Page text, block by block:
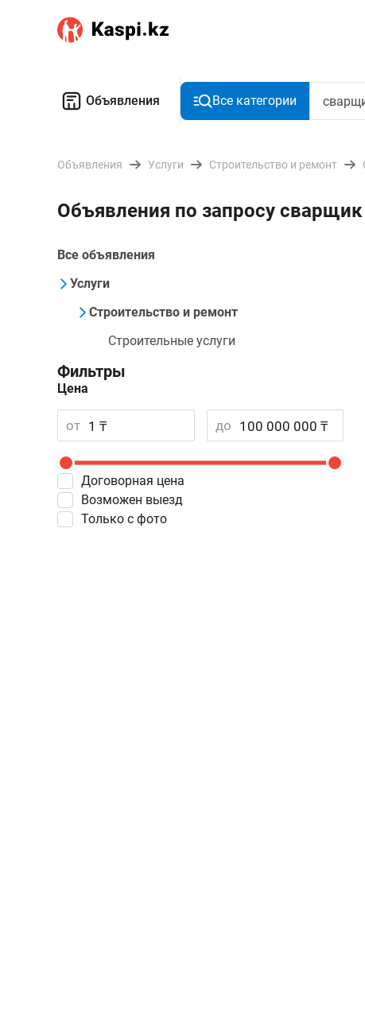
Объявления Все категории
Объявления Услуги Строительство и ремонт
Объявления по запросу
Все объявления
Услуги
Строительство и ремонт
Строительные услуги
Фильтры
Цена
от до
Договорная цена
Возможен выезд
Только с фото